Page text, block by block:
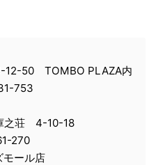
12-50 TOMBO PLAZA内
753
之荘 4-10-18
270
ール店